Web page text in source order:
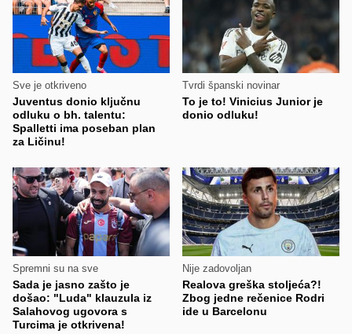
Sve je otkriveno
Juventus donio ključnu
odluku o bh. talentu:
Spalletti ima poseban plan
za Ličinu!
Tvrdi španski novinar
To je to! Vinicius Junior je
donio odluku!
Spremni su na sve
Sada je jasno zašto je
došao: "Luda" klauzula iz
Salahovog ugovora s
Turcima je otkrivena!
Nije zadovoljan
Realova greška stoljeća?!
Zbog jedne rečenice Rodri
ide u Barcelonu